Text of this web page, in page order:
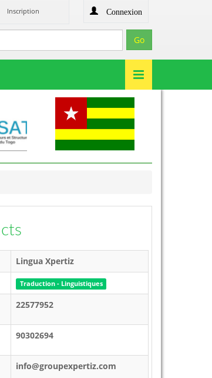
Inscription Connexion
Lingua Xpertiz
Traduction - Linguistiques
22577952
90302694
info@groupexpertiz.com